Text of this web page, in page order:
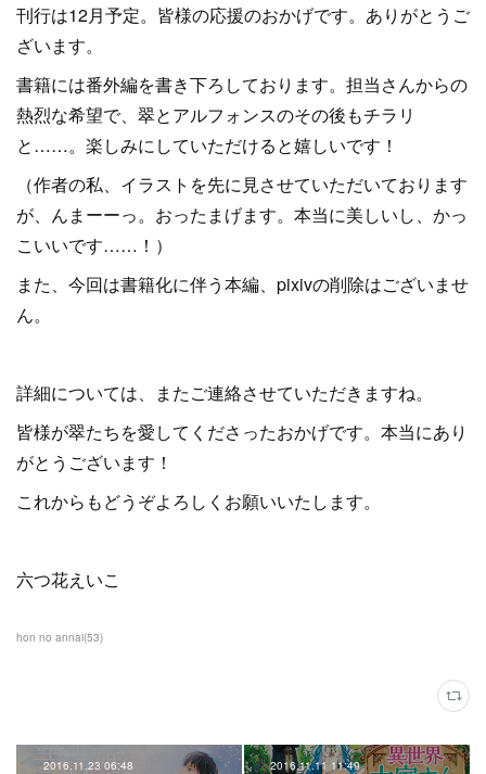
刊行は12月予定。皆様の応援のおかげです。ありがとうご
ざいます。
書籍には番外編を書き下ろしております。担当さんからの
熱烈な希望で、翠とアルフォンスのその後もチラリ
と……。楽しみにしていただけると嬉しいです！
（作者の私、イラストを先に見させていただいております
が、んまーーっ。おったまげます。本当に美しいし、かっ
こいいです……！）
また、今回は書籍化に伴う本編、pixivの削除はございませ
ん。
詳細については、またご連絡させていただきますね。
皆様が翠たちを愛してくださったおかげです。本当にあり
がとうございます！
これからもどうぞよろしくお願いいたします。
六つ花えいこ
hon no annai(53)
2016.11.23 06:48 2016.11.11 11:49